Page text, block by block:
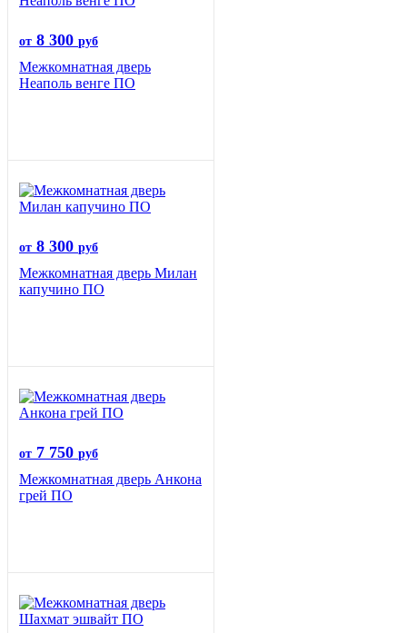
от 8 300 руб
Межкомнатная дверь
Неаполь венге ПО
от 8 300 руб
Межкомнатная дверь Милан
капучино ПО
от 7 750 руб
Межкомнатная дверь Анкона
грей ПО